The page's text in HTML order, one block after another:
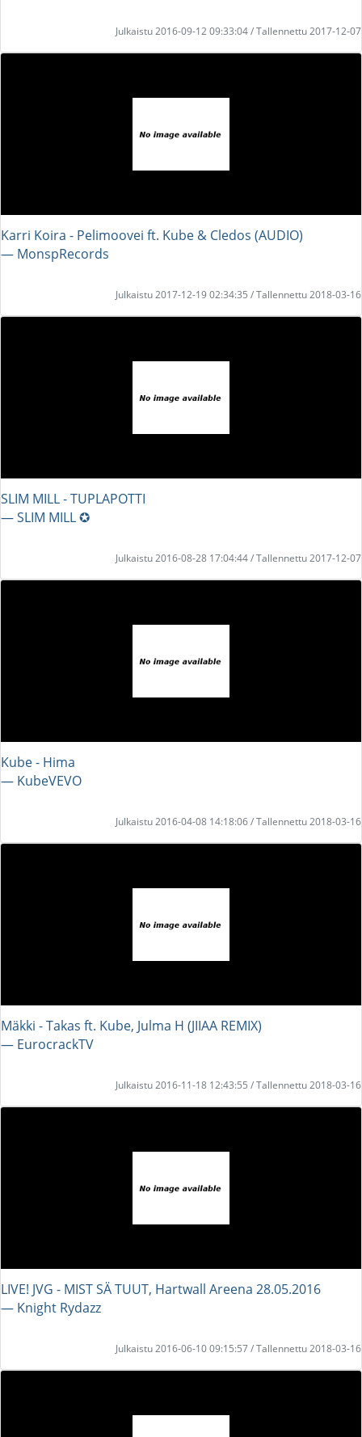
Julkaistu 2016-09-12 09:33:04 / Tallennettu 2017-12-07
Karri Koira - Pelimoovei ft. Kube & Cledos (AUDIO)
― MonspRecords
Julkaistu 2017-12-19 02:34:35 / Tallennettu 2018-03-16
SLIM MILL - TUPLAPOTTI
― SLIM MILL ✪
Julkaistu 2016-08-28 17:04:44 / Tallennettu 2017-12-07
Kube - Hima
― KubeVEVO
Julkaistu 2016-04-08 14:18:06 / Tallennettu 2018-03-16
Mäkki - Takas ft. Kube, Julma H (JIIAA REMIX)
― EurocrackTV
Julkaistu 2016-11-18 12:43:55 / Tallennettu 2018-03-16
LIVE! JVG - MIST SÄ TUUT, Hartwall Areena 28.05.2016
― Knight Rydazz
Julkaistu 2016-06-10 09:15:57 / Tallennettu 2018-03-16